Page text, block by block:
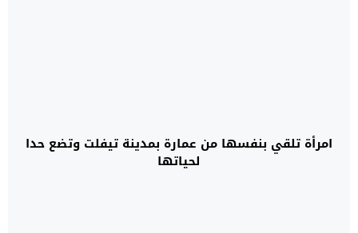
امرأة تلقي بنفسها من عمارة بمدينة تيفلت وتضع حدا
لحياتها